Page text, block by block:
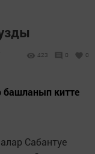
423 0 0
башланып китте
Сабантуе